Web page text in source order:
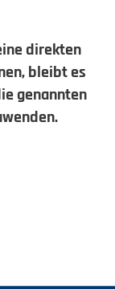
direkten
bleibt es
genannten